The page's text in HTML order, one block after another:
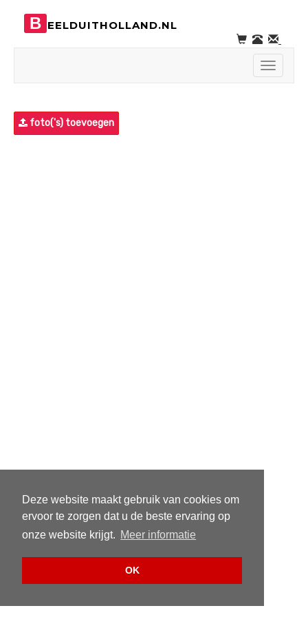
Deze website maakt gebruik van cookies om
ervoor te zorgen dat u de beste ervaring op
onze website krijgt. Meer informatie
OK
B EELDUITHOLLAND.NL
Toggle
foto('s) toevoegen